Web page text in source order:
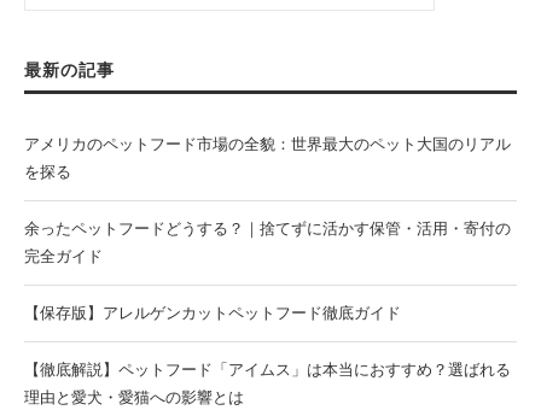
最新の記事
アメリカのペットフード市場の全貌：世界最大のペット大国のリアル
を探る
余ったペットフードどうする？｜捨てずに活かす保管・活用・寄付の
完全ガイド
【保存版】アレルゲンカットペットフード徹底ガイド
【徹底解説】ペットフード「アイムス」は本当におすすめ？選ばれる
理由と愛犬・愛猫への影響とは